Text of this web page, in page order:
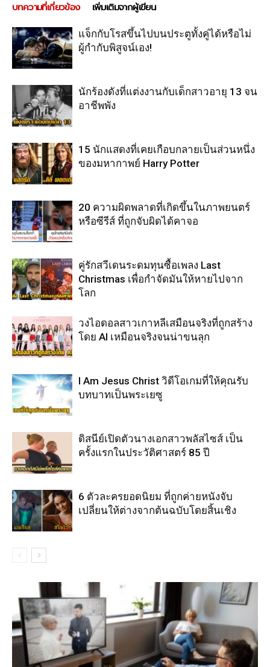
บทความที่เกี่ยวข้อง เพิ่มเติมจากผู้เขียน
แจ็กกับโรสขึ้นไปบนประตูทั้งคู่ได้หรือไม่
ผู้กำกับพิสูจน์เอง!
นักร้องดังที่แต่งงานกับเด็กสาวอายุ 13 จน
อาชีพพัง
15 นักแสดงที่เคยเกือบกลายเป็นส่วนหนึ่ง
ของมหากาพย์ Harry Potter
20 ความผิดพลาดที่เกิดขึ้นในภาพยนตร์
หรือซีรีส์ ที่ถูกจับผิดได้คาจอ
คู่รักสวีเดนระดมทุนซื้อเพลง Last
Christmas เพื่อกำจัดมันให้หายไปจาก
โลก
วงไอดอลสาวเกาหลีเสมือนจริงที่ถูกสร้าง
โดย AI เหมือนจริงจนน่าขนลุก
I Am Jesus Christ วิดีโอเกมที่ให้คุณรับ
บทบาทเป็นพระเยซู
ดิสนีย์เปิดตัวนางเอกสาวพลัสไซส์ เป็น
ครั้งแรกในประวัติศาสตร์ 85 ปี
6 ตัวละครยอดนิยม ที่ถูกค่ายหนังจับ
เปลี่ยนให้ต่างจากต้นฉบับโดยสิ้นเชิง